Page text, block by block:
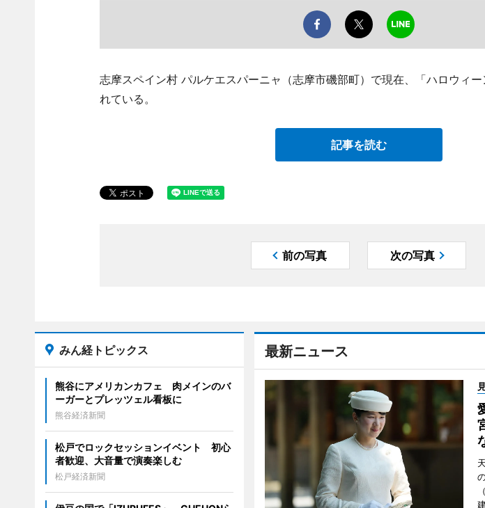
志摩スペイン村 パルケエスパーニャ（志摩市磯部町）で現在、「ハロウィ
れている。
記事を読む
前の写真 次の写真
最新ニュース
みん経トピックス
熊谷にアメリカンカフェ 肉メインのバ
ーガーとプレッツェル看板に
熊谷経済新聞
松戸でロックセッションイベント 初心
者歓迎、大音量で演奏楽しむ
松戸経済新聞